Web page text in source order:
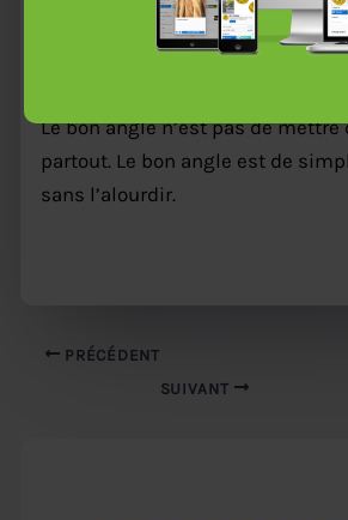
Prendre rendez-
gagner du temps, à réduire les
rendre le parcours client plus
Le bon angle n’est pas de
partout. Le bon angle est de
sans l’alourdir.
PRÉCÉDENT
SUIVANT